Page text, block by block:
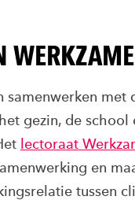
met
gezin, de school
lectoraat
en
tussen